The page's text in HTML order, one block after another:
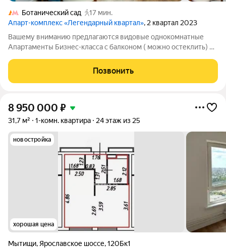
Ботанический сад
17 мин.
Апарт-комплекс «Легендарный квартал», 2 квартал 2023
Вашему вниманию предлагаются видовые однокомнатные
Апартаменты Бизнес-класса с балконом ( можно остеклить) и
сделана шума изоляция, кондиционер, розетки, интернет и тв.
Апартамент полностью
Позвонить
8 950 000 ₽
31,7 м² 1-комн. квартира 24 этаж из 25
новостройка
хорошая цена
Мытищи, Ярославское шоссе,120Бк1